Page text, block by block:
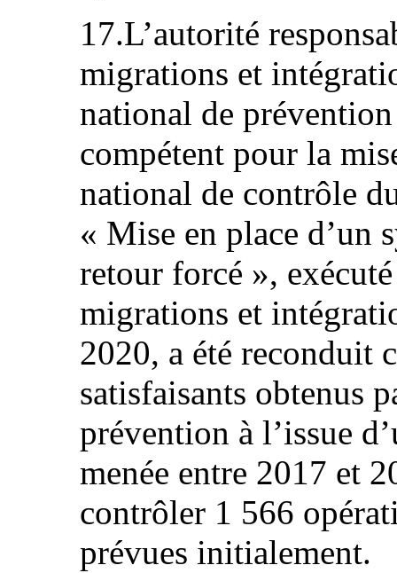
17.L’autorité
migrations et
national de
compétent pour la
national de contrôle
« Mise en place d’un
retour forcé »,
migrations et
2020, a été reconduit
satisfaisants obtenus
prévention à l’issue
menée entre 2017 et
contrôler 1 566
prévues initialement.